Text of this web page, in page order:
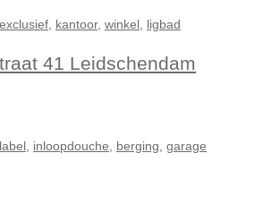
exclusief kantoor, winkel ligbad
41 Leidschendam
inloopdouche berging garage